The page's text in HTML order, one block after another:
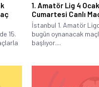
15.
1. Amatör Lig 4
Cumartesi Canlı
İstanbul 1. Amatör
bugün oynanacak
başlıyor....